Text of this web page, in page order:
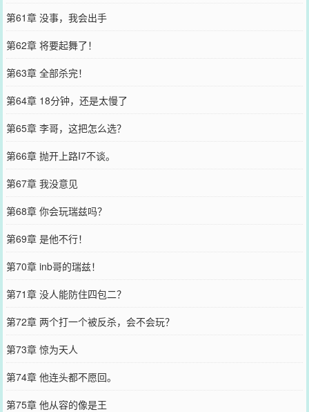
第61章 没事，我会出手
第62章 将要起舞了！
第63章 全部杀完！
第64章 18分钟，还是太慢了
第65章 李哥，这把怎么选？
第66章 抛开上路I7不谈。
第67章 我没意见
第68章 你会玩瑞兹吗？
第69章 是他不行！
第70章 inb哥的瑞兹！
第71章 没人能防住四包二？
第72章 两个打一个被反杀，会不会玩？
第73章 惊为天人
第74章 他连头都不愿回。
第75章 他从容的像是王